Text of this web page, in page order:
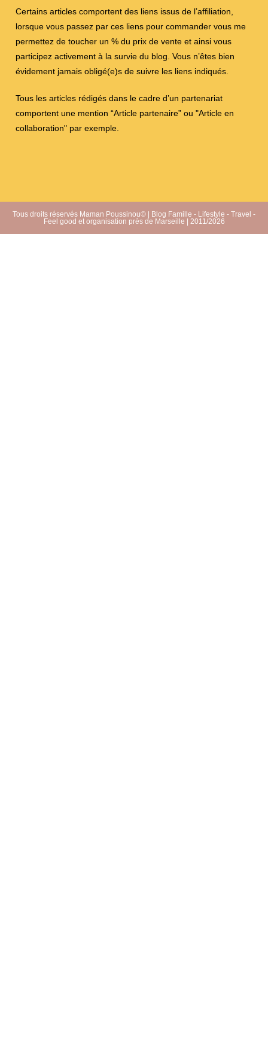
Certains articles comportent des liens issus de l’affiliation,
lorsque vous passez par ces liens pour commander vous me
permettez de toucher un % du prix de vente et ainsi vous
participez activement à la survie du blog. Vous n’êtes bien
évidement jamais obligé(e)s de suivre les liens indiqués.
Tous les articles rédigés dans le cadre d’un partenariat
comportent une mention “Article partenaire” ou "Article en
collaboration" par exemple.
Tous droits réservés Maman Poussinou© | Blog Famille - Lifestyle - Travel -
Feel good et organisation près de Marseille | 2011/2026